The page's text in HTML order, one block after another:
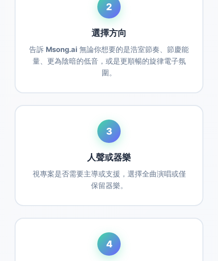
2
選擇方向
告訴 Msong.ai 無論你想要的是浩室節奏、節慶能
量、更為陰暗的低音，或是更順暢的旋律電子氛
圍。
3
人聲或器樂
視專案是否需要主導或支援，選擇全曲演唱或僅
保留器樂。
4